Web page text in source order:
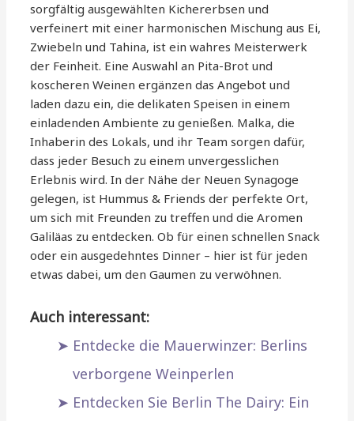
sorgfältig ausgewählten Kichererbsen und
verfeinert mit einer harmonischen Mischung aus Ei,
Zwiebeln und Tahina, ist ein wahres Meisterwerk
der Feinheit. Eine Auswahl an Pita-Brot und
koscheren Weinen ergänzen das Angebot und
laden dazu ein, die delikaten Speisen in einem
einladenden Ambiente zu genießen. Malka, die
Inhaberin des Lokals, und ihr Team sorgen dafür,
dass jeder Besuch zu einem unvergesslichen
Erlebnis wird. In der Nähe der Neuen Synagoge
gelegen, ist Hummus & Friends der perfekte Ort,
um sich mit Freunden zu treffen und die Aromen
Galiläas zu entdecken. Ob für einen schnellen Snack
oder ein ausgedehntes Dinner – hier ist für jeden
etwas dabei, um den Gaumen zu verwöhnen.
Auch interessant:
Entdecke die Mauerwinzer: Berlins
verborgene Weinperlen
Entdecken Sie Berlin The Dairy: Ein